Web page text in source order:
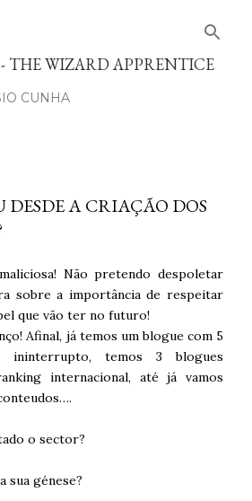
THE WIZARD APPRENTICE
CUNHA
DESDE A CRIAÇÃO DOS
Não pretendo despoletar
sobre a importância de respeitar
que vão ter no futuro!
Afinal, já temos um blogue com 5
ininterrupto, temos 3 blogues
internacional, até já vamos
o sector?
sua génese?